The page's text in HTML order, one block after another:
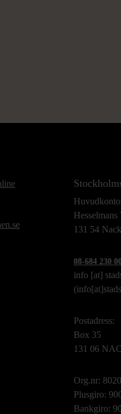
131 54
08-684 230
info [at]
Postadress:
Box 35
131 06
Org.nr:
Plusgiro:
Bankgiro: